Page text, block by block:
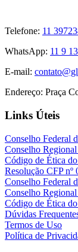
Telefone: 11
WhatsApp: 11 9
E-mail:
Endereço: Praça
Links Úteis
Conselho Federal
Conselho
Código de Ética
Resolução CFP nº
Conselho Federal
Conselho
Código de Ética
Dúvidas
Termos de Uso
Política de